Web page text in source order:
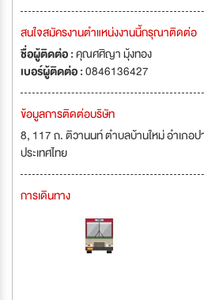
สนใจสมัครงานตำแหน่งงานนี้กรุณาติดต่อ
ชื่อผู้ติดต่อ :คุณศศิญา มุ้งทอง
เบอร์ผู้ติดต่อ :0846136427
ข้อมูลการติดต่อบริษัท
8, 117 ถ. ติวานนท์ ตำบลบ้านใหม่ อำเภอ
ประเทศไทย
การเดินทาง